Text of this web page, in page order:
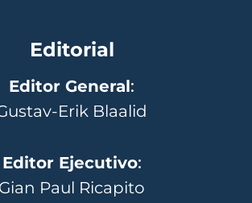
Editorial
Editor General:
Erik Blaalid
Editor Ejecutivo:
Gian Paul Ricapito